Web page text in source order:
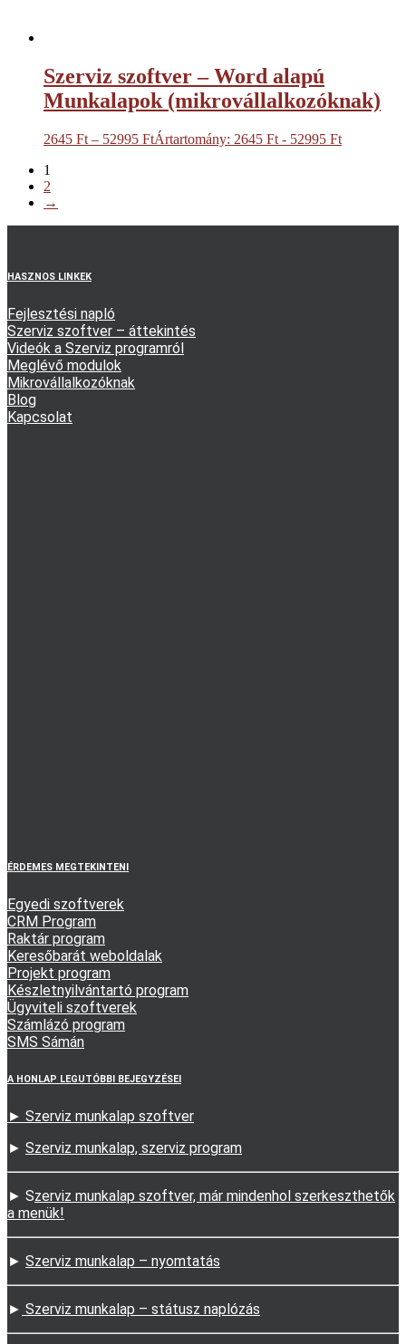
Szerviz szoftver – Word alapú
Munkalapok (mikrovállalkozóknak)
2645 Ft – 52995 FtÁrtartomány: 2645 Ft - 52995 Ft
1
2
→
HASZNOS LINKEK
Fejlesztési napló
Szerviz szoftver – áttekintés
Videók a Szerviz programról
Meglévő modulok
Mikrovállalkozóknak
Blog
Kapcsolat
ÉRDEMES MEGTEKINTENI
Egyedi szoftverek
CRM Program
Raktár program
Keresőbarát weboldalak
Projekt program
Készletnyilvántartó program
Ügyviteli szoftverek
Számlázó program
SMS Sámán
A HONLAP LEGUTÓBBI BEJEGYZÉSEI
► Szerviz munkalap szoftver
► Szerviz munkalap, szerviz program
► Szerviz munkalap szoftver, már mindenhol szerkeszthetők
a menük!
► Szerviz munkalap – nyomtatás
► Szerviz munkalap – státusz naplózás